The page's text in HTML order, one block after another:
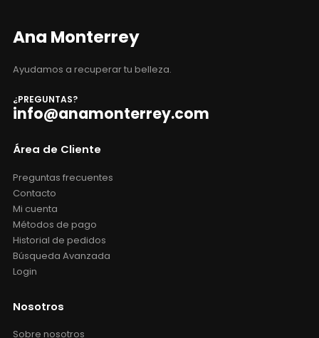
Ana Monterrey
Ayudamos a recuperar tu belleza.
¿PREGUNTAS?
info@anamonterrey.com
Área de Cliente
Preguntas frecuentes
Contacto
Mi cuenta
Métodos de pago
Historial de pedidos
Búsqueda Avanzada
Login
Nosotros
Sobre nosotros